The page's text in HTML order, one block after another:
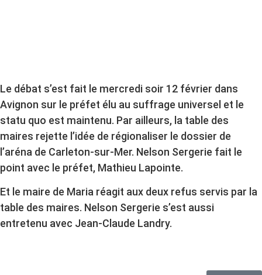
Le débat s’est fait le mercredi soir 12 février dans
Avignon sur le préfet élu au suffrage universel et le
statu quo est maintenu. Par ailleurs, la table des
maires rejette l’idée de régionaliser le dossier de
l’aréna de Carleton-sur-Mer. Nelson Sergerie fait le
point avec le préfet, Mathieu Lapointe.
Et le maire de Maria réagit aux deux refus servis par la
table des maires. Nelson Sergerie s’est aussi
entretenu avec Jean-Claude Landry.